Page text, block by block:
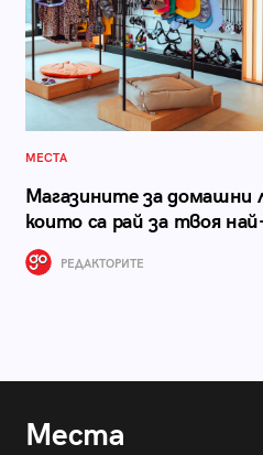
МЕСТА
Магазините за домашни
които са рай за твоя
РЕДАКТОРИТЕ
Места